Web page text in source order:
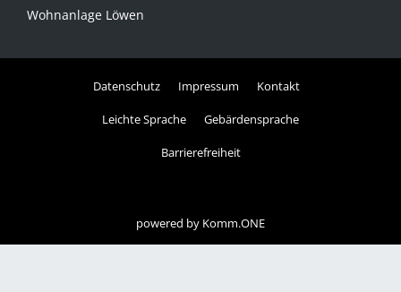
Wohnanlage Löwen
Datenschutz Impressum Kontakt
Leichte Sprache Gebärdensprache
Barrierefreiheit
powered by Komm.ONE